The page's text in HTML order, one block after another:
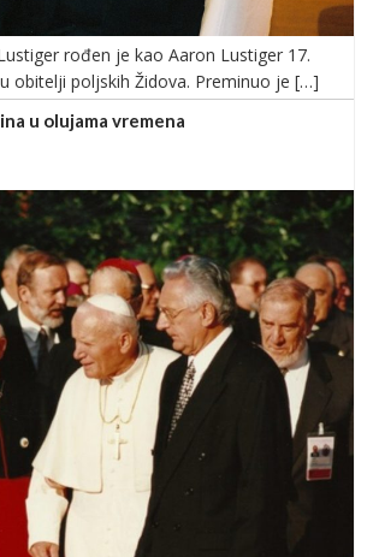
rođen je kao Aaron Lustiger 17.
obitelji poljskih Židova. Preminuo je […]
u olujama vremena